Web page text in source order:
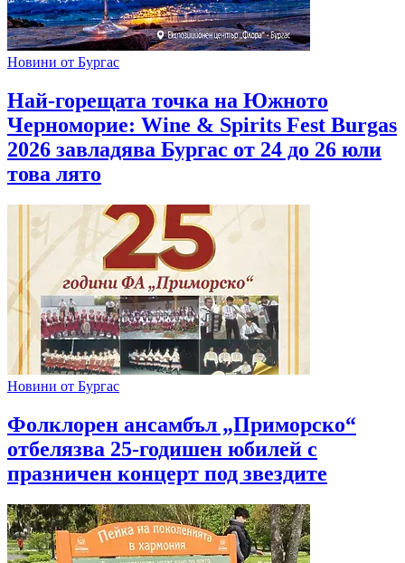
Новини от Бургас
Най-горещата точка на Южното
Черноморие: Wine & Spirits Fest Burgas
2026 завладява Бургас от 24 до 26 юли
това лято
Новини от Бургас
Фолклорен ансамбъл „Приморско“
отбелязва 25-годишен юбилей с
празничен концерт под звездите